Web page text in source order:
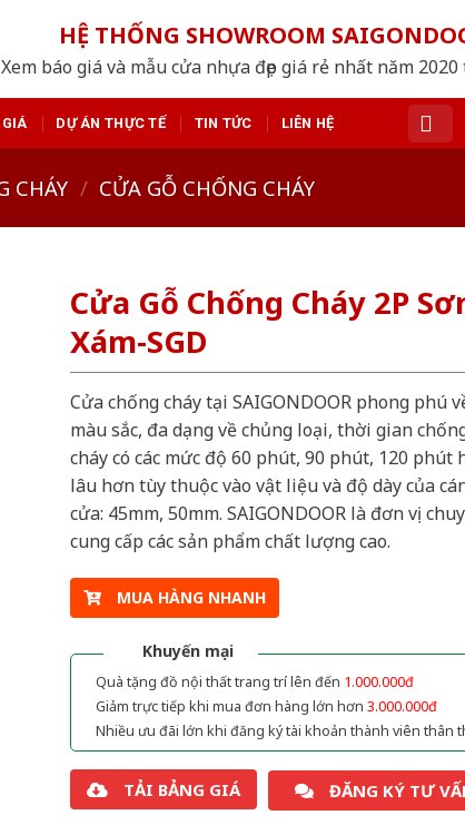
HỆ THỐNG SHOWROOM
Xem báo giá và mẫu cửa nhựa đẹp giá rẻ nhất năm 2020
DỰ ÁN THỰC TẾ TIN TỨC LIÊN HỆ
CHÁY / CỬA GỖ CHỐNG CHÁY
Cửa Gỗ Chống Cháy 2P
Xám-SGD
Cửa chống cháy tại SAIGONDOOR phong phú
màu sắc, đa dạng về chủng loại, thời gian
cháy có các mức độ 60 phút, 90 phút, 120 phút
lâu hơn tùy thuộc vào vật liệu và độ dày của
cửa: 45mm, 50mm. SAIGONDOOR là đơn vị
cung cấp các sản phẩm chất lượng cao.
MUA HÀNG NHANH
Khuyến mại
Quà tặng đồ nội thất trang trí lên đến 1.000.000đ
Giảm trực tiếp khi mua đơn hàng lớn hơn 3.000.000đ
Nhiều ưu đãi lớn khi đăng ký tài khoản thành viên thân
TẢI BẢNG GIÁ ĐĂNG KÝ TƯ